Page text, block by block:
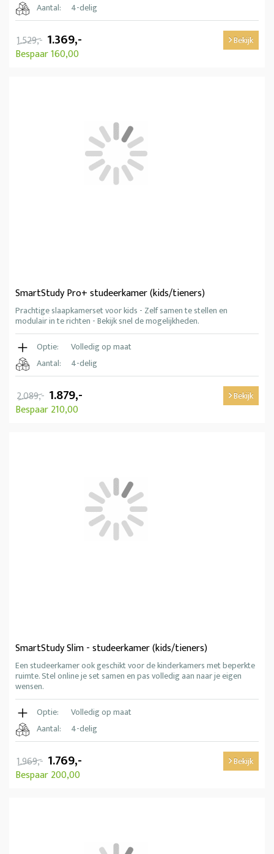
Aantal:
4-delig
1.529,- 1.369,-
Bespaar 160,00
Bekijk
SmartStudy Pro+ studeerkamer (kids/tieners)
Prachtige slaapkamerset voor kids - Zelf samen te stellen en
modulair in te richten - Bekijk snel de mogelijkheden.
Optie:
Volledig op maat
Aantal:
4-delig
2.089,- 1.879,-
Bespaar 210,00
Bekijk
SmartStudy Slim - studeerkamer (kids/tieners)
Een studeerkamer ook geschikt voor de kinderkamers met beperkte
ruimte. Stel online je set samen en pas volledig aan naar je eigen
wensen.
Optie:
Volledig op maat
Aantal:
4-delig
1.969,- 1.769,-
Bespaar 200,00
Bekijk